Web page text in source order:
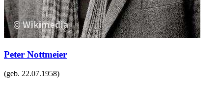
Peter Nottmeier
(geb. 22.07.1958)